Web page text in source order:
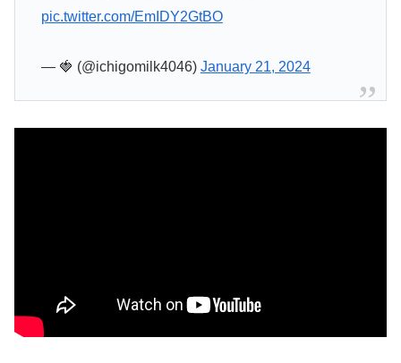
pic.twitter.com/EmIDY2GtBO
— 🍓 (@ichigomilk4046) January 21, 2024